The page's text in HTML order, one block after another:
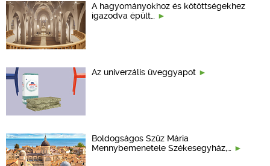
A hagyományokhoz és kötöttségekhez
igazodva épült…
Az univerzális üveggyapot
Boldogságos Szűz Mária
Mennybemenetele Székesegyház,…